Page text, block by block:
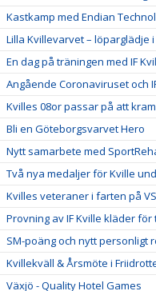
Kastkamp med Endian
Lilla Kvillevarvet – löparglädje
En dag på träningen med IF
Angående Coronaviruset och
Kvilles 08or passar på att
Bli en Göteborgsvarvet Hero
Nytt samarbete med
Två nya medaljer för Kville
Kvilles veteraner i farten på
Provning av IF Kville kläder
SM-poäng och nytt personligt
Kvillekväll & Årsmöte i
Växjö - Quality Hotel Games